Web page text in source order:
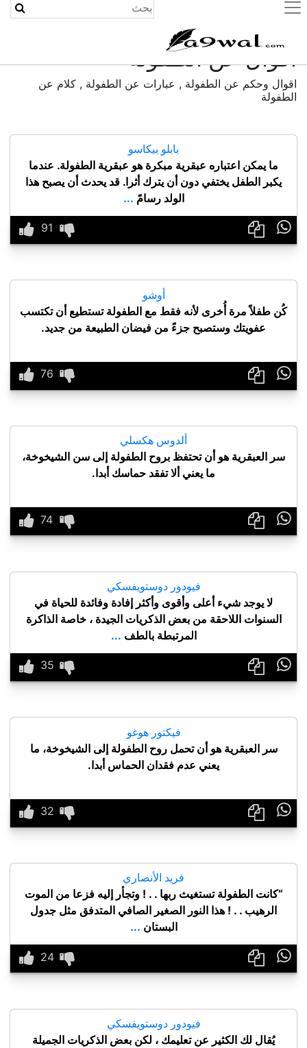
(current)
أقوال عن الطفولة
اقوال وحكم عن الطفولة , عبارات عن الطفولة , كلام عن
الطفولة
بابلو بيكاسو
ما يمكن اعتباره عبقرية مبكرة هو عبقرية الطفولة. عندما
يكبر الطفل يختفي دون أن يترك أثرا. قد يحدث أن يصبح هذا
الولد رسامً ...

أوشو
كُن طفلاً مرة أُخرى لأنه فقط مع الطفولة تستطيع أن تكتسب
عفويتك وستصبح جزءً من فيضان الطبيعة من جديد.

ألدوس هكسلي
سر العبقرية هو أن تحتفظ بروح الطفولة إلى سن الشيخوخة،
ما يعني ألا تفقد حماسك أبدا.

فيودور دوستويفسكي
لا يوجد شيء أعلى وأقوى وأكثر إفادة وفائدة للحياة في
السنوات اللاحقة من بعض الذكريات الجيدة ، خاصة الذاكرة
المرتبطة بالطف ...

فيكتور هوغو
سر العبقرية هو أن تحمل روح الطفولة إلى الشيخوخة، ما
يعني عدم فقدان الحماس أبدا.

فريد الأنصاري
“كانت الطفولة تستغيث ربها . . ! وتجأر إليه فزعا من الموت
الرهيب . . ! هذا النور الصغير الصافي المتدفق مثل جدول
البستان ...

فيودور دوستويفسكي
يُقال لك الكثير عن تعليمك ، لكن بعض الذكريات الجميلة